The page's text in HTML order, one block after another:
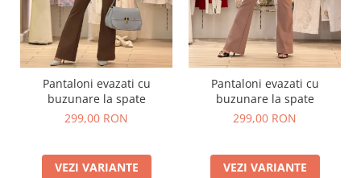
Pantaloni evazati cu
buzunare la spate
299,00 RON
VEZI VARIANTE
Pantaloni evazati cu
buzunare la spate
299,00 RON
VEZI VARIANTE